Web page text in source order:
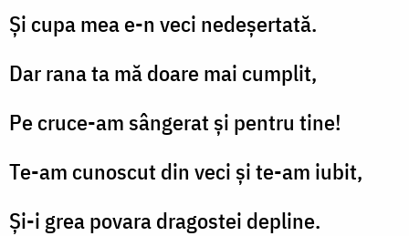
Și cupa mea e-n veci nedeșertată.
Dar rana ta mă doare mai cumplit,
Pe cruce-am sângerat și pentru tine!
Te-am cunoscut din veci și te-am iubit,
Și-i grea povara dragostei depline.